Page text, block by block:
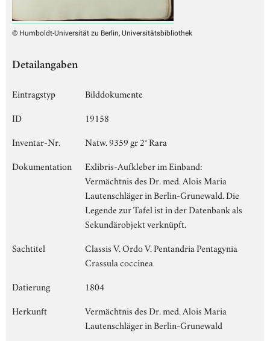
© Humboldt-Universität zu Berlin, Universitätsbibliothek
Detailangaben
Eintragstyp
Bilddokumente
ID
19158
Inventar-Nr.
Natw. 9359 gr 2° Rara
Dokumentation
Exlibris-Aufkleber im Einband:
Vermächtnis des Dr. med. Alois Maria
Lautenschläger in Berlin-Grunewald. Die
Legende zur Tafel ist in der Datenbank als
Sekundärobjekt verknüpft.
Sachtitel
Classis V. Ordo V. Pentandria Pentagynia
Crassula coccinea
Datierung
1804
Herkunft
Vermächtnis des Dr. med. Alois Maria
Lautenschläger in Berlin-Grunewald